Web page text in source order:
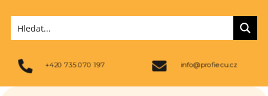
+420 735 070 197 info@profiecu.cz